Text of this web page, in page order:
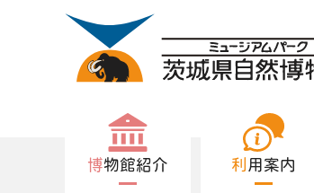
博物館紹介 利用案内